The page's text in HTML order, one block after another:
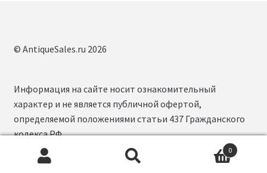
© AntiqueSales.ru 2026
0
Информация на сайте носит ознакомительный
характер и не является публичной офертой,
определяемой положениями статьи 437 Гражданского
кодекса РФ.